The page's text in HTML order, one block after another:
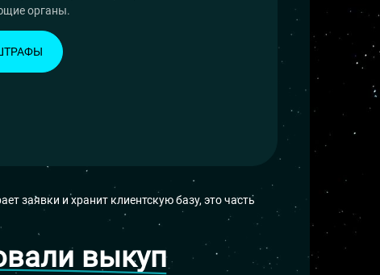
органы.
заявки и хранит клиентскую базу, это часть
выкуп